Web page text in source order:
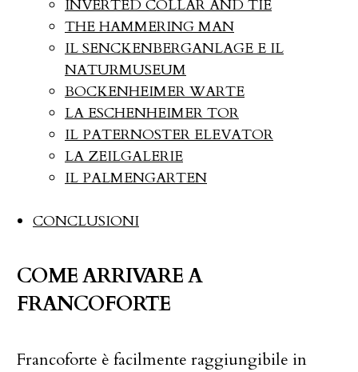
INVERTED COLLAR AND TIE
THE HAMMERING MAN
IL SENCKENBERGANLAGE E IL
NATURMUSEUM
BOCKENHEIMER WARTE
LA ESCHENHEIMER TOR
IL PATERNOSTER ELEVATOR
LA ZEILGALERIE
IL PALMENGARTEN
CONCLUSIONI
COME ARRIVARE A
FRANCOFORTE
Francoforte è facilmente raggiungibile in